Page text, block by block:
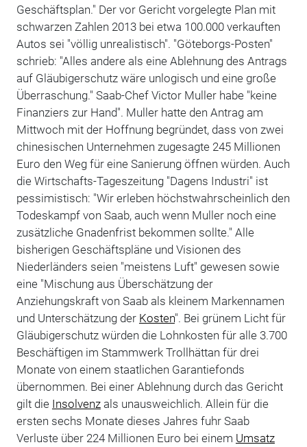
Geschäftsplan." Der vor Gericht vorgelegte Plan mit
schwarzen Zahlen 2013 bei etwa 100.000 verkauften
Autos sei "völlig unrealistisch". "Göteborgs-Posten"
schrieb: "Alles andere als eine Ablehnung des Antrags
auf Gläubigerschutz wäre unlogisch und eine große
Überraschung." Saab-Chef Victor Muller habe "keine
Finanziers zur Hand". Muller hatte den Antrag am
Mittwoch mit der Hoffnung begründet, dass von zwei
chinesischen Unternehmen zugesagte 245 Millionen
Euro den Weg für eine Sanierung öffnen würden. Auch
die Wirtschafts-Tageszeitung "Dagens Industri" ist
pessimistisch: "Wir erleben höchstwahrscheinlich den
Todeskampf von Saab, auch wenn Muller noch eine
zusätzliche Gnadenfrist bekommen sollte." Alle
bisherigen Geschäftspläne und Visionen des
Niederländers seien "meistens Luft" gewesen sowie
eine "Mischung aus Überschätzung der
Anziehungskraft von Saab als kleinem Markennamen
und Unterschätzung der Kosten". Bei grünem Licht für
Gläubigerschutz würden die Lohnkosten für alle 3.700
Beschäftigen im Stammwerk Trollhättan für drei
Monate von einem staatlichen Garantiefonds
übernommen. Bei einer Ablehnung durch das Gericht
gilt die Insolvenzals unausweichlich. Allein für die
ersten sechs Monate dieses Jahres fuhr Saab
Verluste über 224 Millionen Euro bei einem Umsatz